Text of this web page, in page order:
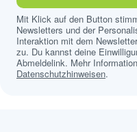
Mit Klick auf den Button
Newsletters und der
Interaktion mit dem
zu. Du kannst deine
Abmeldelink. Mehr
Datenschutzhinweisen.